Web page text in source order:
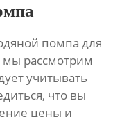
помпа для
мы рассмотрим
учитывать
что вы
цены и